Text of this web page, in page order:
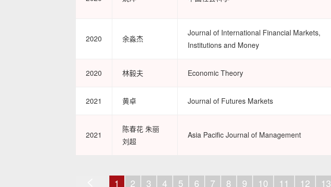
2020 余淼杰
Journal of International Financial Markets,
Institutions and Money
2020 林毅夫 Economic Theory
2021 黄卓 Journal of Futures Markets
2021
陈春花 朱丽
刘超
Asia Pacific Journal of Management
1 2 3 4 5 6 7 8 9 10 11 12 13